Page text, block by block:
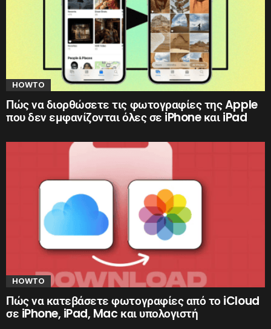
HOWTO
Πώς να διορθώσετε τις φωτογραφίες της Apple
που δεν εμφανίζονται όλες σε iPhone και iPad
HOWTO
Πώς να κατεβάσετε φωτογραφίες από το iCloud
σε iPhone, iPad, Mac και υπολογιστή